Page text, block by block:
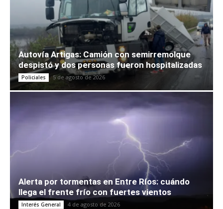
Autovía Artigas: Camión con semirremolque
despistó y dos personas fueron hospitalizadas
Policiales 5 de agosto de 2026
Alerta por tormentas en Entre Ríos: cuándo
llega el frente frío con fuertes vientos
Interés General 4 de agosto de 2026